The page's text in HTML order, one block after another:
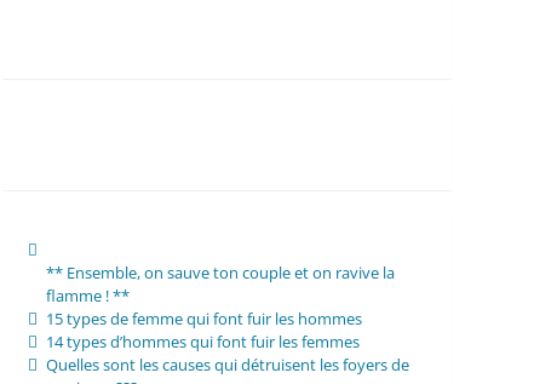
** Ensemble, on sauve ton couple et on ravive la
flamme ! **
15 types de femme qui font fuir les hommes
14 types d’hommes qui font fuir les femmes
Quelles sont les causes qui détruisent les foyers de